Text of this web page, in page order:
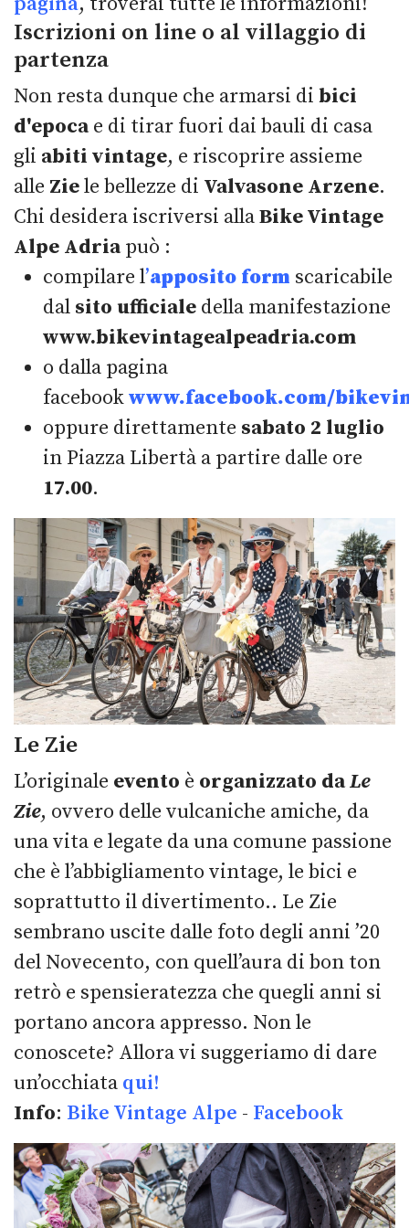
Iscrizioni on line o al villaggio di
partenza
Non resta dunque che armarsi di bici
d'epocae di tirar fuori dai bauli di casa
gli abiti vintage, e riscoprire assieme
alle Ziele bellezze di Valvasone Arzene.
Chi desidera iscriversi allaBike Vintage
Alpe Adriapuò :
compilare l’apposito form scaricabile
dal sito ufficiale della manifestazione
www.bikevintagealpeadria.com
o dalla pagina
facebookwww.facebook.com/
oppure direttamente sabato 2 luglio
in Piazza Libertà a partire dalle ore
17.00.
Le Zie
L’originale evento è organizzato daLe
Zie, ovvero delle vulcaniche amiche, da
una vita e legate da una comune passione
che è l’abbigliamento vintage, le bici e
soprattutto il divertimento.. Le Zie
sembrano uscite dalle foto degli anni ’20
del Novecento, con quell’aura di bon ton
retrò e spensieratezza che quegli anni si
portano ancora appresso. Non le
conoscete? Allora vi suggeriamo di dare
un’occhiata qui!
Info: Bike Vintage Alpe - Facebook